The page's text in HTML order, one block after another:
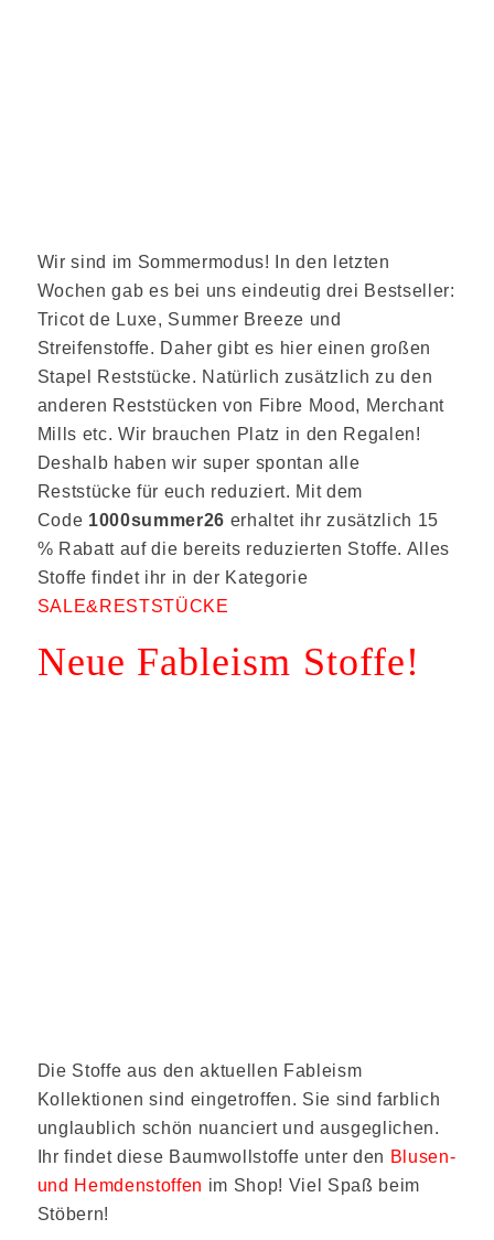
Wir sind im Sommermodus! In den letzten
Wochen gab es bei uns eindeutig drei Bestseller:
Tricot de Luxe, Summer Breeze und
Streifenstoffe. Daher gibt es hier einen großen
Stapel Reststücke. Natürlich zusätzlich zu den
anderen Reststücken von Fibre Mood, Merchant
Mills etc. Wir brauchen Platz in den Regalen!
Deshalb haben wir super spontan alle
Reststücke für euch reduziert. Mit dem
Code 1000summer26 erhaltet ihr zusätzlich 15
% Rabatt auf die bereits reduzierten Stoffe. Alles
Stoffe findet ihr in der Kategorie
SALE&RESTSTÜCKE
Neue Fableism Stoffe!
Die Stoffe aus den aktuellen Fableism
Kollektionen sind eingetroffen. Sie sind farblich
unglaublich schön nuanciert und ausgeglichen.
Ihr findet diese Baumwollstoffe unter den Blusen-
und Hemdenstoffen im Shop! Viel Spaß beim
Stöbern!